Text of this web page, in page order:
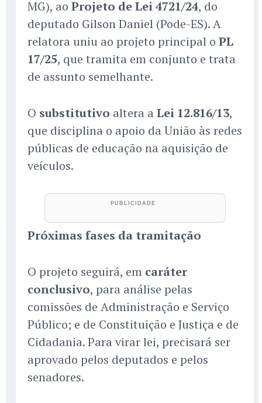
MG), ao Projeto de Lei 4721/24, do
deputado Gilson Daniel (Pode-ES). A
relatora uniu ao projeto principal o PL
17/25, que tramita em conjunto e trata
de assunto semelhante.
O substitutivo altera a Lei 12.816/13,
que disciplina o apoio da União às redes
públicas de educação na aquisição de
veículos.
Próximas fases da tramitação
O projeto seguirá, em caráter
conclusivo, para análise pelas
comissões de Administração e Serviço
Público; e de Constituição e Justiça e de
Cidadania. Para virar lei, precisará ser
aprovado pelos deputados e pelos
senadores.